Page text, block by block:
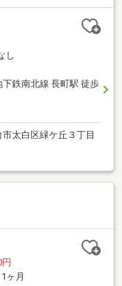
し
鉄南北線 長町駅 徒歩
太白区緑ケ丘３丁目
1ヶ月